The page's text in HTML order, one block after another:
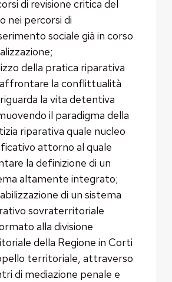
di revisione critica del
nei percorsi di
sociale già in corso
della pratica riparativa
la conflittualità
la vita detentiva
il paradigma della
riparativa quale nucleo
attorno al quale
la definizione di un
altamente integrato;
di un sistema
sovraterritoriale
alla divisione
della Regione in Corti
territoriale, attraverso
di mediazione penale e